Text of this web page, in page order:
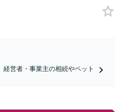
経営者・事業主の相続やペット